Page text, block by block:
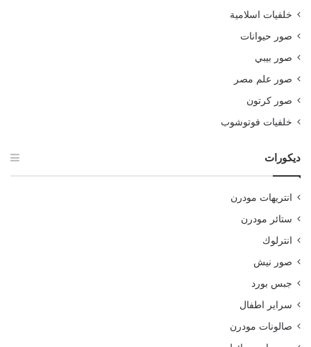
خلفيات اسلامية
صور حيوانات
صور بيبي
صور علم مصر
صور كرتون
خلفيات فوتوشوب
ديكورات
انتريهات مودرن
ستائر مودرن
انترلوك
صور نيش
جبس بورد
سراير اطفال
صالونات مودرن